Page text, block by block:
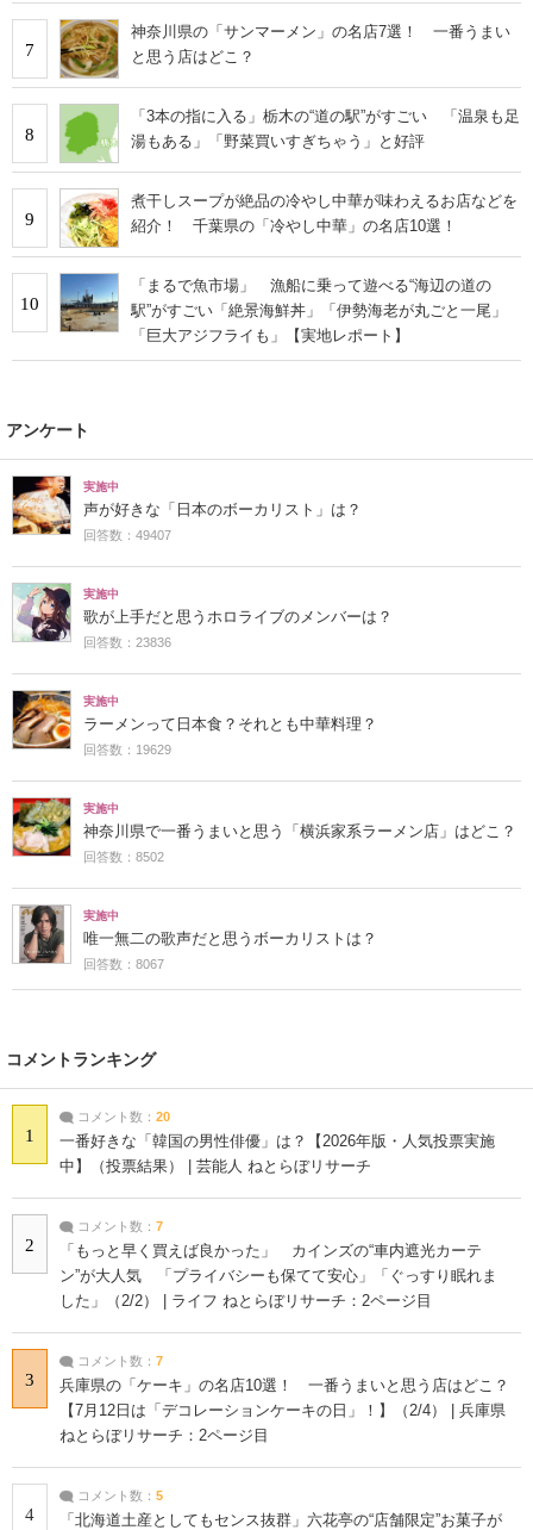
7
神奈川県の「サンマーメン」の名店7選！ 一番うまい
と思う店はどこ？
8
「3本の指に入る」栃木の“道の駅”がすごい 「温泉も足
湯もある」「野菜買いすぎちゃう」と好評
9
煮干しスープが絶品の冷やし中華が味わえるお店などを
紹介！ 千葉県の「冷やし中華」の名店10選！
10
「まるで魚市場」 漁船に乗って遊べる“海辺の道の
駅”がすごい「絶景海鮮丼」「伊勢海老が丸ごと一尾」
「巨大アジフライも」【実地レポート】
アンケート
実施中
声が好きな「日本のボーカリスト」は？
回答数：49407
実施中
歌が上手だと思うホロライブのメンバーは？
回答数：23836
実施中
ラーメンって日本食？それとも中華料理？
回答数：19629
実施中
神奈川県で一番うまいと思う「横浜家系ラーメン店」はどこ？
回答数：8502
実施中
唯一無二の歌声だと思うボーカリストは？
回答数：8067
コメントランキング
1
コメント数： 20
一番好きな「韓国の男性俳優」は？【2026年版・人気投票実施
中】（投票結果） | 芸能人 ねとらぼリサーチ
2
コメント数： 7
「もっと早く買えば良かった」 カインズの“車内遮光カーテ
ン”が大人気 「プライバシーも保てて安心」「ぐっすり眠れま
した」（2/2） | ライフ ねとらぼリサーチ：2ページ目
3
コメント数： 7
兵庫県の「ケーキ」の名店10選！ 一番うまいと思う店はどこ？
【7月12日は「デコレーションケーキの日」！】（2/4） | 兵庫県
ねとらぼリサーチ：2ページ目
4
コメント数： 5
「北海道土産としてもセンス抜群」六花亭の“店舗限定”お菓子が